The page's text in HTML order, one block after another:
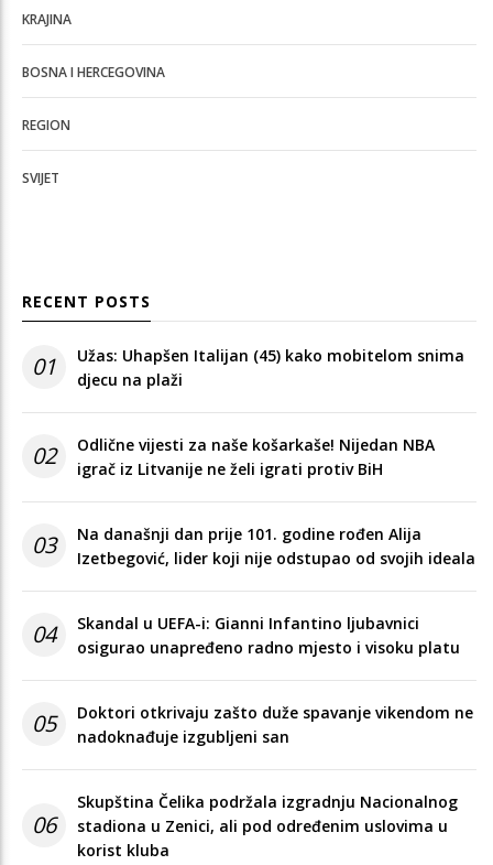
KRAJINA
BOSNA I HERCEGOVINA
REGION
SVIJET
RECENT POSTS
01
Užas: Uhapšen Italijan (45) kako mobitelom snima
djecu na plaži
02
Odlične vijesti za naše košarkaše! Nijedan NBA
igrač iz Litvanije ne želi igrati protiv BiH
03
Na današnji dan prije 101. godine rođen Alija
Izetbegović, lider koji nije odstupao od svojih ideala
04
Skandal u UEFA-i: Gianni Infantino ljubavnici
osigurao unapređeno radno mjesto i visoku platu
05
Doktori otkrivaju zašto duže spavanje vikendom ne
nadoknađuje izgubljeni san
06
Skupština Čelika podržala izgradnju Nacionalnog
stadiona u Zenici, ali pod određenim uslovima u
korist kluba